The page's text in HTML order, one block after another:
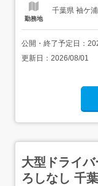
勤務地
千葉県 袖ケ
公開・終了予定日：
更新日： 2026/08/01
大型ドライ
ろしなし 千